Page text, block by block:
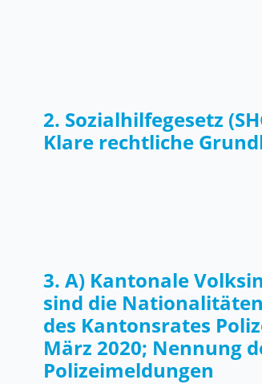
2. Sozialhilfegesetz
Klare rechtliche
3. A) Kantonale
sind die
des Kantonsrates
März 2020; Nennung
Polizeimeldungen